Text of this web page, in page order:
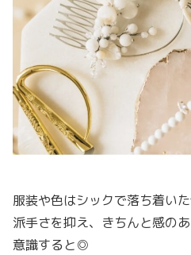
服装や色はシックで落ち着い
派手さを抑え、きちんと感の
意識すると◎